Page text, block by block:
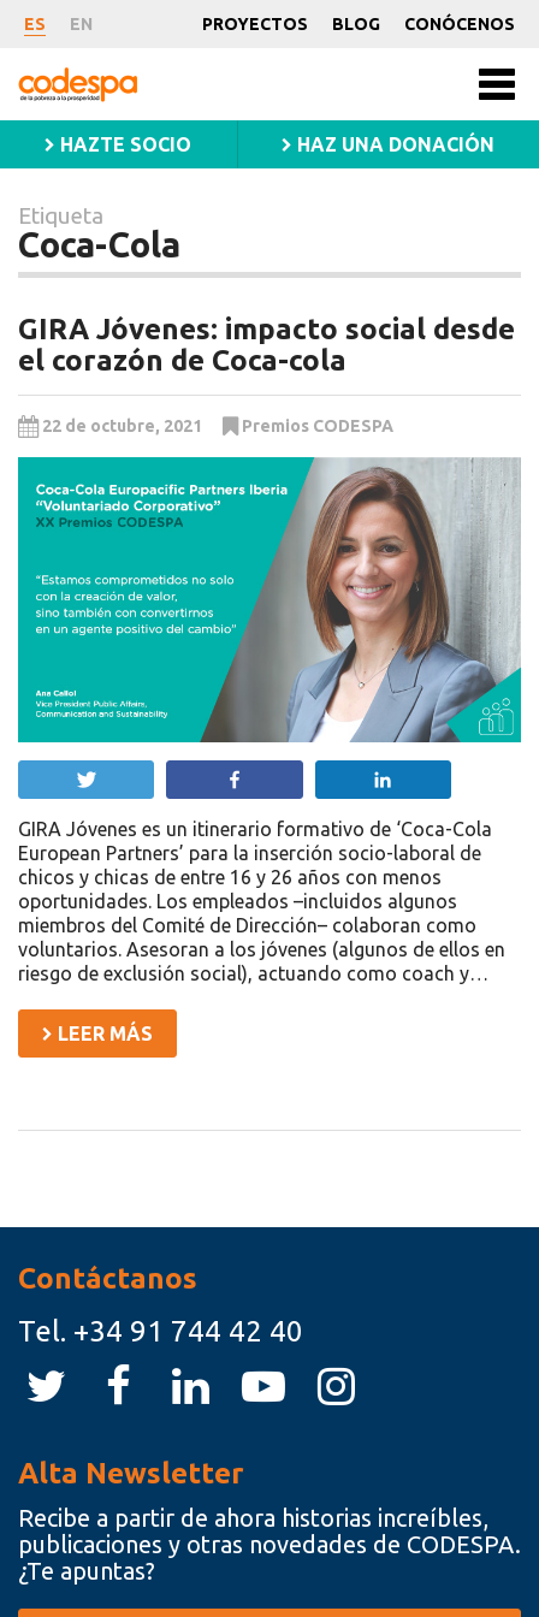
Etiqueta
Coca-
Cola
ES EN PROYECTOS BLOG CONÓCENOS
CODESPA
HAZTE SOCIO HAZ UNA DONACIÓN
Etiqueta
Coca-Cola
GIRA Jóvenes: impacto social desde
el corazón de Coca-cola
22 de octubre, 2021 Premios CODESPA
GIRA Jóvenes es un itinerario formativo de ‘Coca-Cola
European Partners’ para la inserción socio-laboral de
chicos y chicas de entre 16 y 26 años con menos
oportunidades. Los empleados –incluidos algunos
miembros del Comité de Dirección– colaboran como
voluntarios. Asesoran a los jóvenes (algunos de ellos en
riesgo de exclusión social), actuando como coach y…
LEER MÁS
Contáctanos
Tel. +34 91 744 42 40
Alta Newsletter
Recibe a partir de ahora historias increíbles,
publicaciones y otras novedades de CODESPA.
¿Te apuntas?